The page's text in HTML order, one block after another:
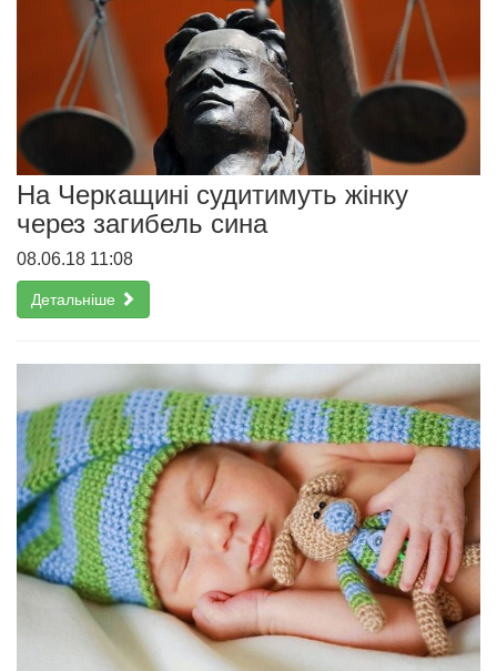
На Черкащині судитимуть жінку
через загибель сина
08.06.18 11:08
Детальніше